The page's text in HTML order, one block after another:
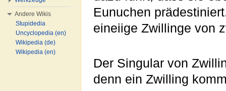
Eunuchen
eineiige Zwillinge von
Der Singular von
denn ein Zwilling
Andere Wikis
Stupidedia
Uncyclopedia (en)
Wikipedia (de)
Wikipedia (en)